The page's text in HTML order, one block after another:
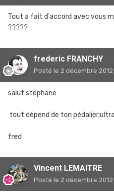
Tout a fait d'accord avec vous
?????
frederic FRANCHY
Posté le 2 décembre 2012
salut stephane
tout dépend de ton
fred
Vincent LEMAITRE
Posté le 2 décembre 2012